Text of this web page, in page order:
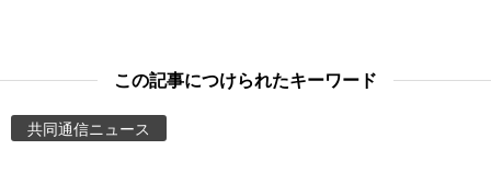
People
この記事につけられたキーワード
共同通信ニュース